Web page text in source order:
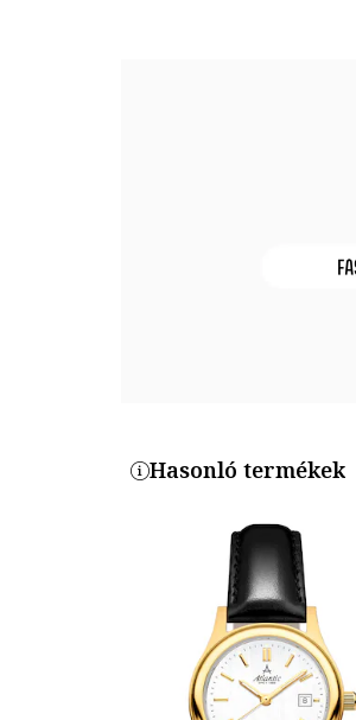
Tok anyaga: rozsdamentes
Szíj/karperec színe: fekete
Termékszám
LTP-1094E-1ARDF
Hasonló termékek